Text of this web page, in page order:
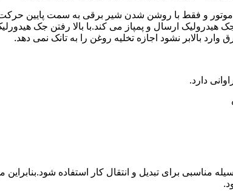
و فقط با روشن شدن شیر برقی به سمت پایین
ارسال و پمپاز می کند.با بالا رفتن جک
بالابر نشود اجازه تخلیه روغن را به تانک نمی دهد.
دارد.
مناسبی برای تبدیل و انتقال کار استفاده